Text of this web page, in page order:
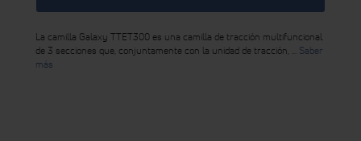
La camilla Galaxy TTET300 es una camilla de tracción multifuncional
de 3 secciones que, conjuntamente con la unidad de tracción, ... Saber
más